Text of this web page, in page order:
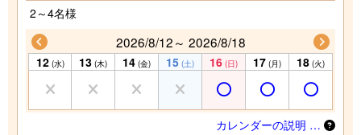
2～4名様
2026/8/12～ 2026/8/18
12 (水) 13 (木) 14 (金) 15 (土) 16 (日) 17 (月) 18 (火)
カレンダーの説明 …